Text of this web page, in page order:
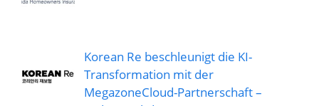
Korean Re beschleunigt die KI-
Transformation mit der
MegazoneCloud-Partnerschaft –